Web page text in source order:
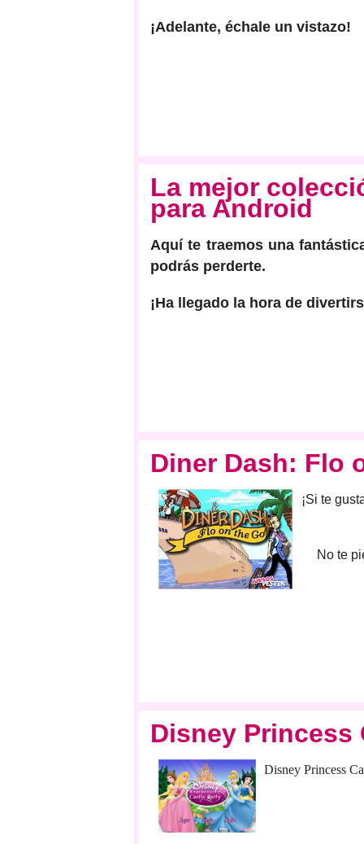
¡Adelante, échale un vistazo!
La mejor
para Android
Aquí te traemos una
podrás perderte.
¡Ha llegado la hora de
Diner Dash: Flo
¡Si te
No te
Disney Princess
Disney Princess